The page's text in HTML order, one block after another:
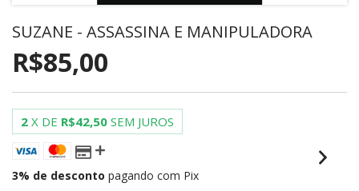
SUZANE - ASSASSINA E MANIPULADORA
R$85,00
2 X DE R$42,50 SEM JUROS
3% de desconto pagando com Pix